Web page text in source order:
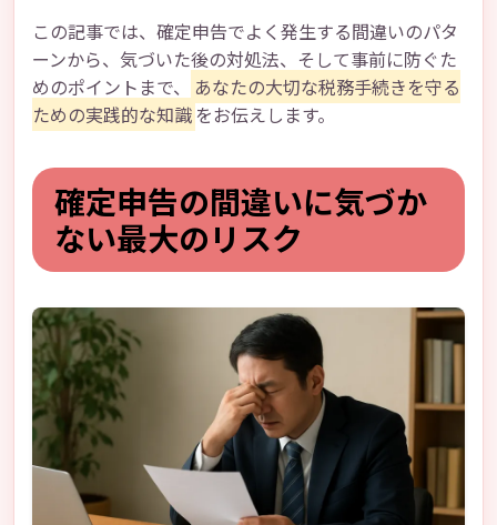
この記事では、確定申告でよく発生する間違いのパタ
ーンから、気づいた後の対処法、そして事前に防ぐた
めのポイントまで、
あなたの大切な税務手続きを守る
ための実践的な知識 をお伝えします。
確定申告の間違いに気づか
ない最大のリスク